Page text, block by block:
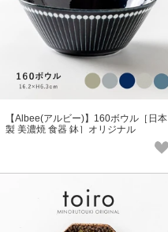
【Albee(アルビー)】160ボウル［日本
製 美濃焼 食器 鉢］オリジナル